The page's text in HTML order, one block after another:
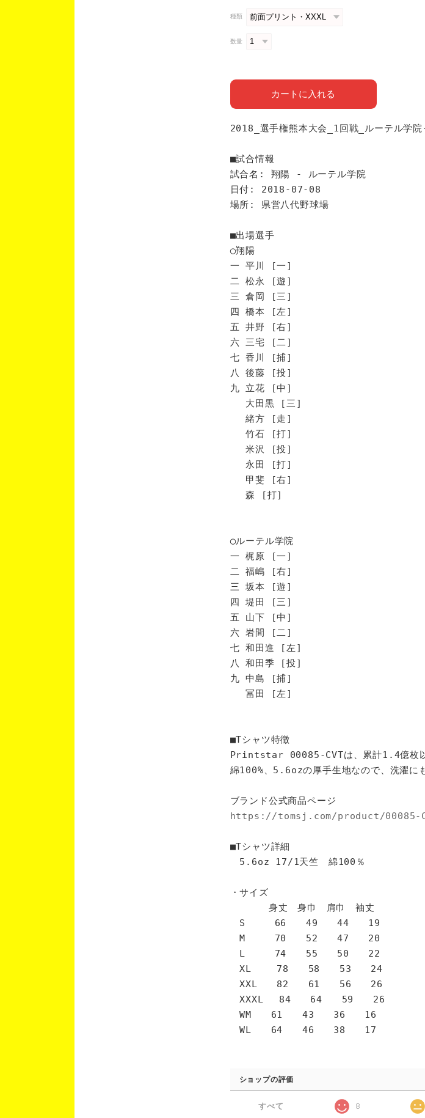
種類
数量
カートに入れる
2018_選手権熊本大会_1回戦_ルーテル学
■試合情報
試合名: 翔陽 - ルーテル学院
日付: 2018-07-08
場所: 県営八代野球場
■出場選手
◯翔陽
一 平川 [一]
二 松永 [遊]
三 倉岡 [三]
四 橋本 [左]
五 井野 [右]
六 三宅 [二]
七 香川 [捕]
八 後藤 [投]
九 立花 [中]
大田黒 [三]
緒方 [走]
竹石 [打]
米沢 [投]
永田 [打]
甲斐 [右]
森 [打]
◯ルーテル学院
一 梶原 [一]
二 福嶋 [右]
三 坂本 [遊]
四 堤田 [三]
五 山下 [中]
六 岩間 [二]
七 和田進 [左]
八 和田季 [投]
九 中島 [捕]
冨田 [左]
■Tシャツ特徴
Printstar 00085-CVTは、累計1.4億枚以
綿100%、5.6ozの厚手生地なので、洗濯に
ブランド公式商品ページ
https://tomsj.com/product/00085-
■Tシャツ詳細
5.6oz 17/1天竺 綿100％
・サイズ
身丈 身巾 肩巾 袖丈
S 66 49 44 19
M 70 52 47 20
L 74 55 50 22
XL 78 58 53 24
XXL 82 61 56 26
XXXL 84 64 59 26
WM 61 43 36 16
WL 64 46 38 17
ショップの評価
すべて 8